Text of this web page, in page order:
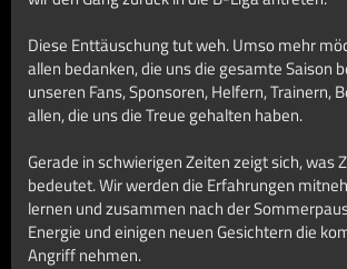
Diese Enttäuschung tut weh. Umso mehr
allen bedanken, die uns die gesamte Saison
unseren Fans, Sponsoren, Helfern, Trainern,
allen, die uns die Treue gehalten haben.
Gerade in schwierigen Zeiten zeigt sich, was
bedeutet. Wir werden die Erfahrungen
lernen und zusammen nach der
Energie und einigen neuen Gesichtern die
Angriff nehmen.